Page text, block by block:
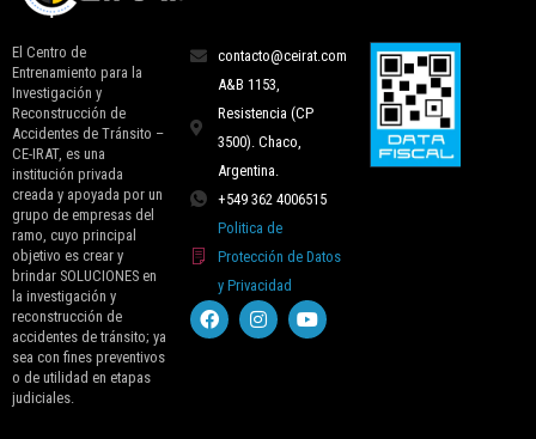
El Centro de
Entrenamiento para la
Investigación y
Reconstrucción de
Accidentes de Tránsito –
CE-IRAT, es una
institución privada
creada y apoyada por un
grupo de empresas del
ramo, cuyo principal
objetivo es crear y
brindar SOLUCIONES en
la investigación y
reconstrucción de
accidentes de tránsito; ya
sea con fines preventivos
o de utilidad en etapas
judiciales.
contacto@ceirat.com
A&B 1153,
Resistencia (CP
3500). Chaco,
Argentina.
+549 362 4006515
Politica de
Protección de Datos
y Privacidad